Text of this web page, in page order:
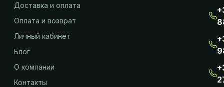
Доставка и оплата
Оплата и возврат
Личный кабинет
Блог
О компании
Контакты